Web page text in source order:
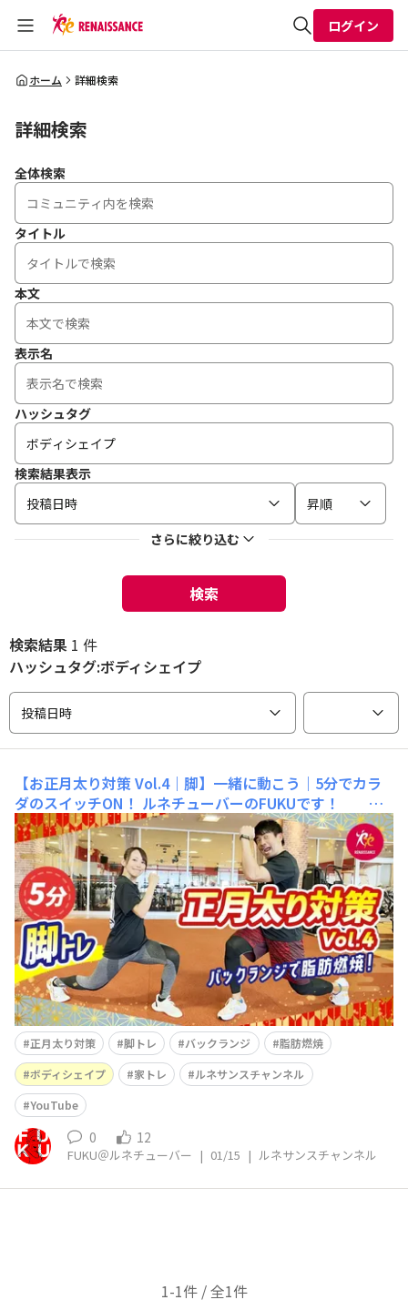
全体検索
ログイン
ホーム 詳細検索
詳細検索
全体検索
タイトル
本文
表示名
ハッシュタグ
検索結果表示
投稿日時
昇順
さらに絞り込む
検索
検索結果 1 件
ハッシュタグ:ボディシェイプ
投稿日時
【お正月太り対策 Vol.4｜脚】一緒に動こう｜5分でカラ
ダのスイッチON！ ルネチューバーのFUKUです！ ル
ネサンス公式YouTube「ルネサンスチャンネル」を更新
しました(^^)/ 今回は 【お正月太り対策 Vol.4｜
脚】一緒に動こう｜5分でカラダのスイッチON！ という
内容です(^^) &
正月太り対策 脚トレ バックランジ
脂肪燃焼
ボディシェイプ
家トレ
ルネサンスチャンネル
YouTube
0 12
FUKU＠ルネチューバー | 01/15 | ルネサンスチャンネル
1-1件 / 全1件